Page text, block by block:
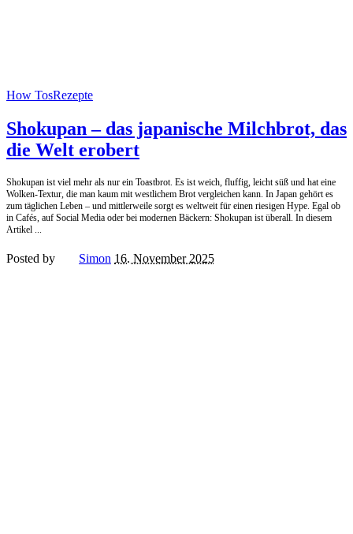
How TosRezepte
Shokupan – das japanische Milchbrot, das
die Welt erobert
Shokupan ist viel mehr als nur ein Toastbrot. Es ist weich, fluffig, leicht süß und hat eine
Wolken-Textur, die man kaum mit westlichem Brot vergleichen kann. In Japan gehört es
zum täglichen Leben – und mittlerweile sorgt es weltweit für einen riesigen Hype. Egal ob
in Cafés, auf Social Media oder bei modernen Bäckern: Shokupan ist überall. In diesem
Artikel ...
Posted by Simon 16. November 2025